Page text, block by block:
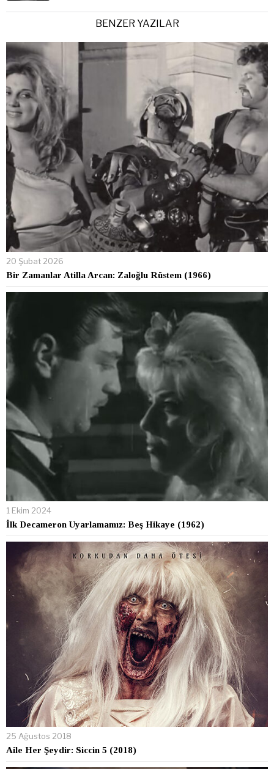
BENZER YAZILAR
20 Şubat 2026
Bir Zamanlar Atilla Arcan: Zaloğlu Rüstem (1966)
1 Ekim 2024
İlk Decameron Uyarlamamız: Beş Hikaye (1962)
25 Ağustos 2018
Aile Her Şeydir: Siccin 5 (2018)